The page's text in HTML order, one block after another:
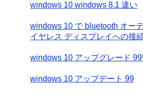
windows 10 windows 8.1 違い
windows 10 で bluetooth オー
イヤレス ディスプレイへの接
windows 10 アップグレード
windows 10 アップデート 99